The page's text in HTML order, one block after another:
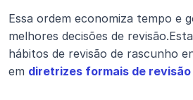
Essa ordem economiza tempo e
melhores decisões de
hábitos de revisão de rascunho
em diretrizes formais de